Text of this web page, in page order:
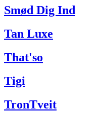
Smød Dig Ind
Tan Luxe
That'so
Tigi
TronTveit